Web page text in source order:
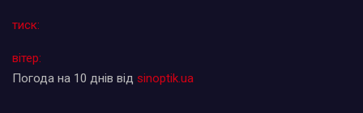
тиск:
вітер:
Погода на 10 днів від sinoptik.ua